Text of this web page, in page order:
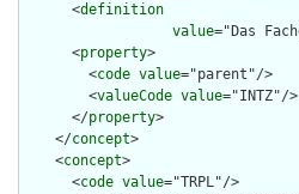
      <
definition
value="Das
      <
property>
        <
code value="parent"/>
        <
valueCode value="INTZ"/>
      </
property>
    </
concept>
    <
concept>
      <
code value="TRPL"/>